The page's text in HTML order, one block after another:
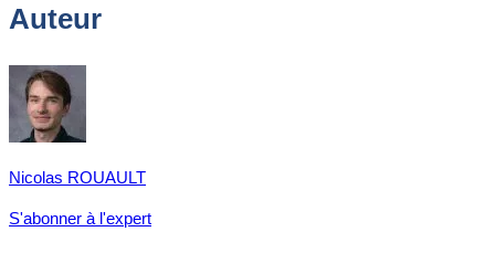
Auteur
Nicolas ROUAULT
S'abonner à l'expert